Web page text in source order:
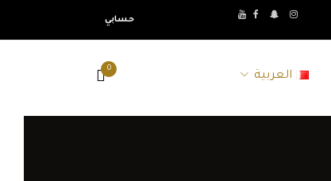
حسابي
العربية
0